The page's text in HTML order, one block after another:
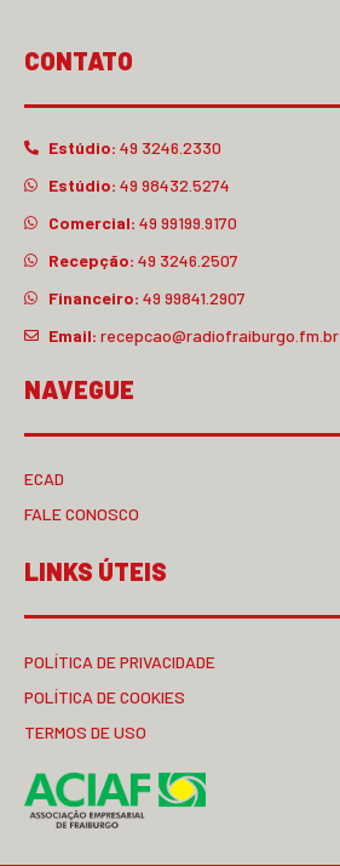
CONTATO
Estúdio: 49 3246.2330
Estúdio: 49 98432.5274
Comercial: 49 99199.9170
Recepção: 49 3246.2507
Financeiro: 49 99841.2907
Email: recepcao@radiofraiburgo.fm.br
NAVEGUE
ECAD
FALE CONOSCO
LINKS ÚTEIS
POLÍTICA DE PRIVACIDADE
POLÍTICA DE COOKIES
TERMOS DE USO